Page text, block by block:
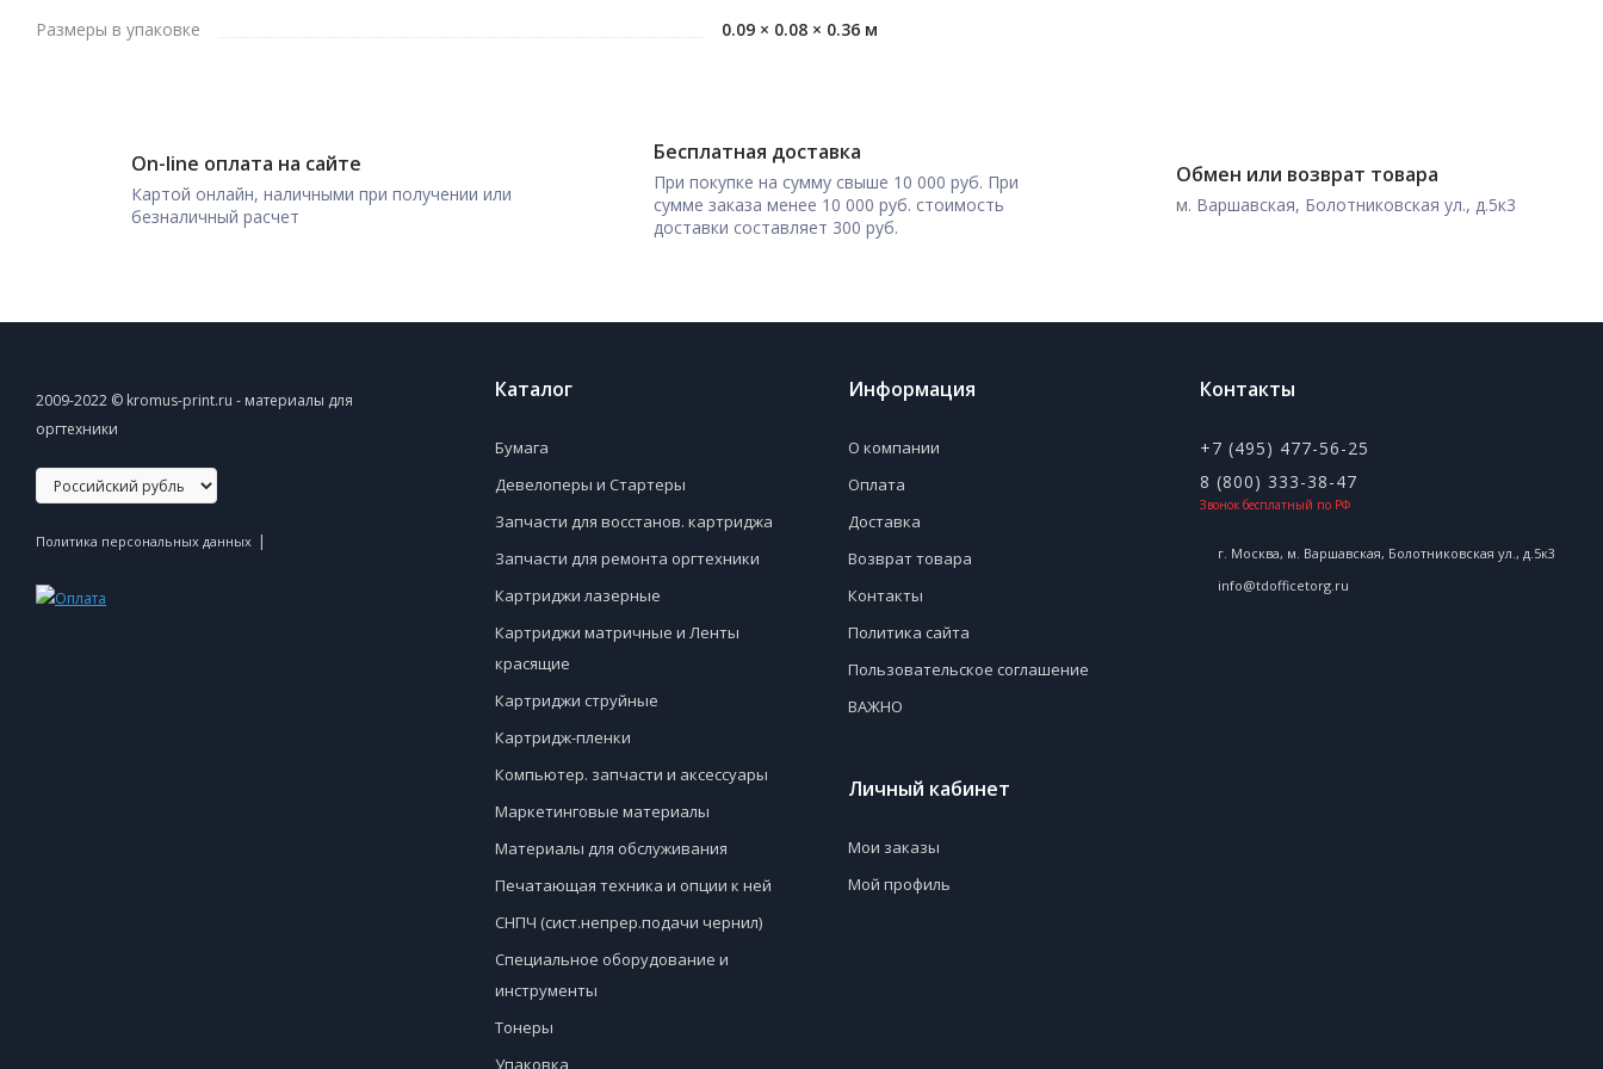
Размеры в упаковке 0.09 × 0.08 × 0.36 м
On-line оплата на сайте
Картой онлайн, наличными при получении или
безналичный расчет
Бесплатная доставка
При покупке на сумму свыше 10 000 руб. При
сумме заказа менее 10 000 руб. стоимость
доставки составляет 300 руб.
Обмен или возврат товара
м. Варшавская, Болотниковская ул., д.5к3
2009-2022 © kromus-print.ru - материалы для
оргтехники
Политика персональных данных |
Каталог
Бумага
Девелоперы и Стартеры
Запчасти для восстанов. картриджа
Запчасти для ремонта оргтехники
Картриджи лазерные
Картриджи матричные и Ленты
красящие
Картриджи струйные
Картридж-пленки
Компьютер. запчасти и аксессуары
Маркетинговые материалы
Материалы для обслуживания
Печатающая техника и опции к ней
СНПЧ (сист.непрер.подачи чернил)
Специальное оборудование и
инструменты
Тонеры
Упаковка
Информация
О компании
Оплата
Доставка
Возврат товара
Контакты
Политика сайта
Пользовательское соглашение
ВАЖНО
Личный кабинет
Мои заказы
Мой профиль
Контакты
+7 (495) 477-56-25
8 (800) 333-38-47
Звонок бесплатный по РФ
г. Москва, м. Варшавская, Болотниковская ул., д.5к3
info@tdofficetorg.ru